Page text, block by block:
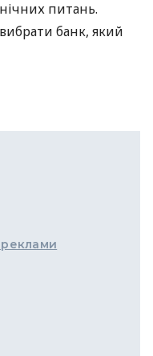
питань.
банк, який